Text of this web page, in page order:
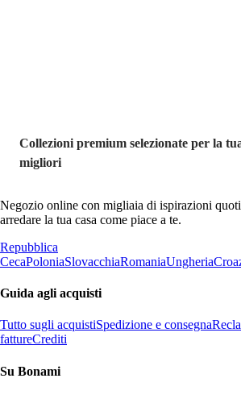
Collezioni premium selezionate per la
migliori
Negozio online con migliaia di ispirazioni
arredare la tua casa come piace a te.
Repubblica
CecaPoloniaSlovacchiaRomaniaUngheria
Guida agli acquisti
Tutto sugli acquistiSpedizione e consegna
fattureCrediti
Su Bonami